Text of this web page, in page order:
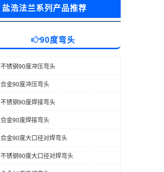
盐浩法兰系列产品推荐
90度弯头
不锈钢90度冲压弯头
合金90度冲压弯头
不锈钢90度焊接弯头
合金90度焊接弯头
合金90度大口径对焊弯头
不锈钢90度大口径对焊弯头